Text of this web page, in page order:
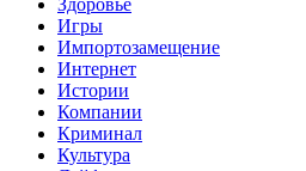
Игры
Импортозамещение
Интернет
Истории
Компании
Криминал
Культура